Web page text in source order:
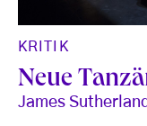
KRITIK
Neue
James